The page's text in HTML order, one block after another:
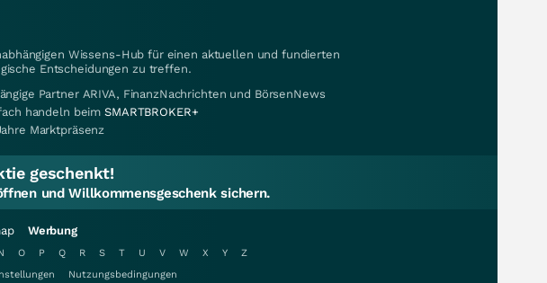
Wissens-Hub für einen aktuellen und fundierten
Entscheidungen zu treffen.
Partner ARIVA, FinanzNachrichten und BörsenNews
handeln beimSMARTBROKER+
Marktpräsenz
geschenkt!
und Willkommensgeschenk sichern.
Werbung
O P Q R S T U V W X Y
Z
Nutzungsbedingungen